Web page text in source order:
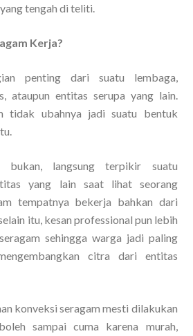
tengah di teliti.
Kerja?
penting dari suatu lembaga,
ataupun entitas serupa yang lain.
tidak ubahnya jadi suatu bentuk
bukan, langsung terpikir suatu
yang lain saat lihat seorang
tempatnya bekerja bahkan dari
itu, kesan professional pun lebih
sehingga warga jadi paling
citra dari entitas
konveksi seragam mesti dilakukan
sampai cuma karena murah,